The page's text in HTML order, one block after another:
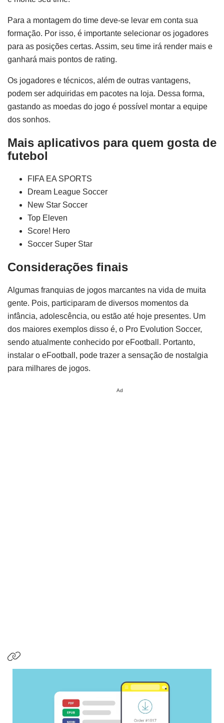
Para a montagem do time deve-se levar em conta sua
formação. Por isso, é importante selecionar os jogadores
para as posições certas. Assim, seu time irá render mais e
ganhará mais pontos de rating.
Os jogadores e técnicos, além de outras vantagens,
podem ser adquiridas em pacotes na loja. Dessa forma,
gastando as moedas do jogo é possível montar a equipe
dos sonhos.
Mais aplicativos para quem gosta de
futebol
FIFA EA SPORTS
Dream League Soccer
New Star Soccer
Top Eleven
Score! Hero
Soccer Super Star
Considerações finais
Algumas franquias de jogos marcantes na vida de muita
gente. Pois, participaram de diversos momentos da
infância, adolescência, ou estão até hoje presentes. Um
dos maiores exemplos disso é, o Pro Evolution Soccer,
sendo atualmente conhecido por eFootball. Portanto,
instalar o eFootball, pode trazer a sensação de nostalgia
para milhares de jogos.
Ad